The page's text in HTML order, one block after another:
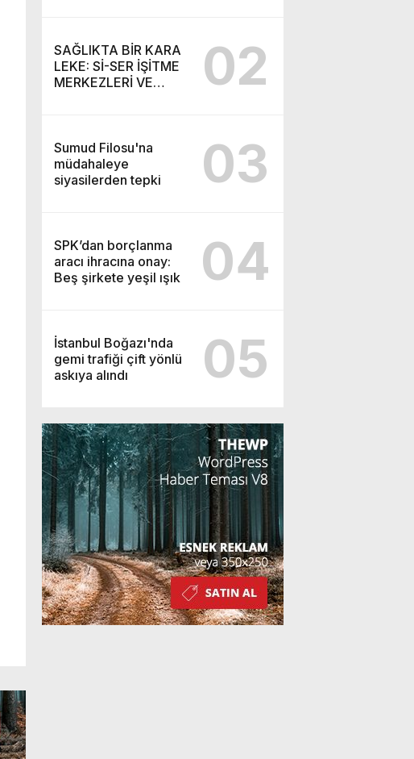
VURGUNU!
SAĞLIKTA BİR KARA
LEKE: Sİ-SER İŞİTME
MERKEZLERİ VE
02
Sumud Filosu'na
müdahaleye
siyasilerden tepki
03
SPK’dan borçlanma
aracı ihracına onay:
Beş şirkete yeşil ışık
04
İstanbul Boğazı'nda
gemi trafiği çift yönlü
askıya alındı
05